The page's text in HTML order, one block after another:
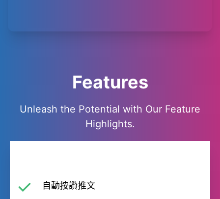
Features
Unleash the Potential with Our Feature
Highlights.
自動按讚推文